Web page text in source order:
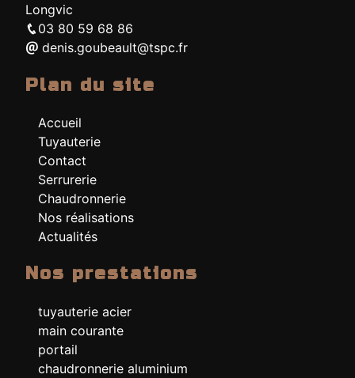
Longvic
03 80 59 68 86
denis.goubeault@tspc.fr
Plan du site
Accueil
Tuyauterie
Contact
Serrurerie
Chaudronnerie
Nos réalisations
Actualités
Nos prestations
tuyauterie acier
main courante
portail
chaudronnerie aluminium